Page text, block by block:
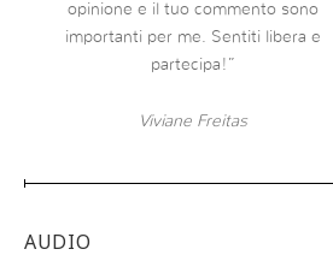
opinione e il tuo commento sono
importanti per me. Sentiti libera e
partecipa!”
Viviane Freitas
AUDIO